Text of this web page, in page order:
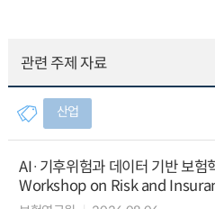
관련 주제 자료
산업
AI·기후위험과 데이터 기반 보
Workshop on Risk and